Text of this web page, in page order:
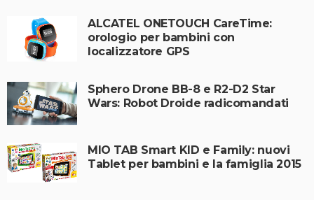
ALCATEL ONETOUCH CareTime:
orologio per bambini con
localizzatore GPS
Sphero Drone BB-8 e R2-D2 Star
Wars: Robot Droide radicomandati
MIO TAB Smart KID e Family: nuovi
Tablet per bambini e la famiglia 2015